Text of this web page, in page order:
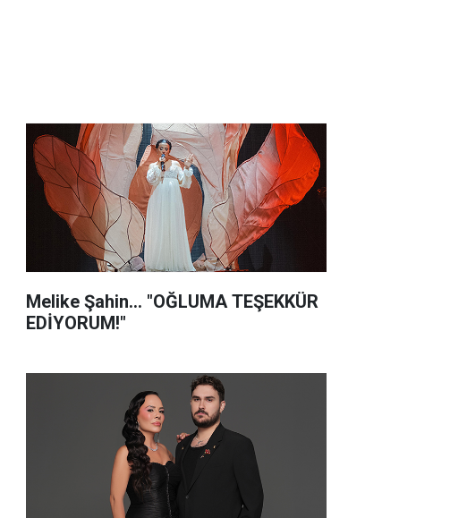
Melike Şahin... "OĞLUMA TEŞEKKÜR
EDİYORUM!"